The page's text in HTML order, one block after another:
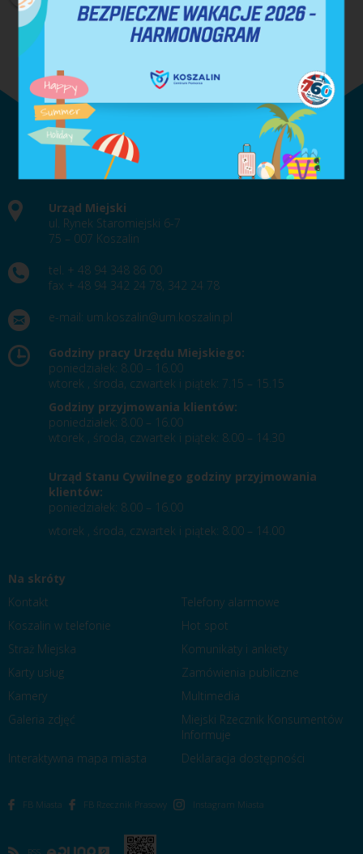
Urząd Miejski
ul. Rynek Staromiejski 6-7
75 – 007 Koszalin
tel. + 48 94 348 86 00
fax + 48 94 342 24 78, 342 24 78
e-mail: um.koszalin@um.koszalin.pl
Godziny pracy Urzędu Miejskiego:
poniedziałek: 8.00 – 16.00
wtorek , środa, czwartek i piątek: 7.15 – 15.15
Godziny przyjmowania klientów:
poniedziałek: 8.00 – 16.00
wtorek , środa, czwartek i piątek: 8.00 – 14.30
Urząd Stanu Cywilnego godziny przyjmowania
klientów:
poniedziałek: 8.00 – 16.00
wtorek , środa, czwartek i piątek: 8.00 – 14.00
Na skróty
Kontakt
Telefony alarmowe
Koszalin w telefonie
Hot spot
Straż Miejska
Komunikaty i ankiety
Karty usług
Zamówienia publiczne
Kamery
Multimedia
Galeria zdjęć
Miejski Rzecznik Konsumentów
Informuje
Interaktywna mapa miasta
Deklaracja dostępności
FB Miasta FB Rzecznik Prasowy Instagram Miasta